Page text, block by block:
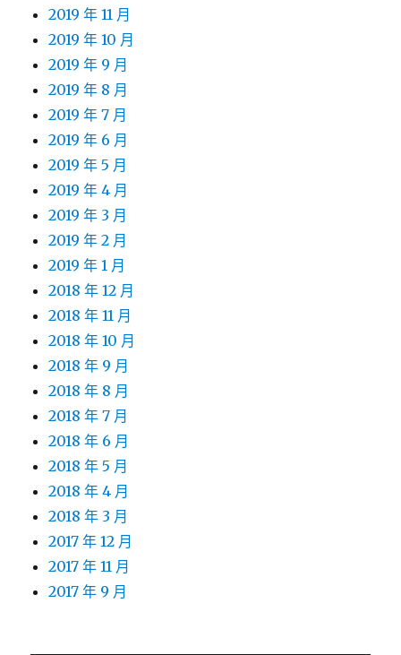
2019 年 11 月
2019 年 10 月
2019 年 9 月
2019 年 8 月
2019 年 7 月
2019 年 6 月
2019 年 5 月
2019 年 4 月
2019 年 3 月
2019 年 2 月
2019 年 1 月
2018 年 12 月
2018 年 11 月
2018 年 10 月
2018 年 9 月
2018 年 8 月
2018 年 7 月
2018 年 6 月
2018 年 5 月
2018 年 4 月
2018 年 3 月
2017 年 12 月
2017 年 11 月
2017 年 9 月